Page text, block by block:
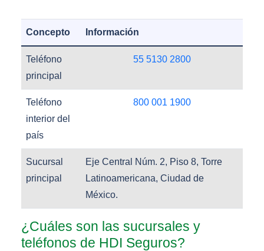
Concepto Información
Teléfono
principal
55 5130 2800
Teléfono
interior del
país
800 001 1900
Sucursal
principal
Eje Central Núm. 2, Piso 8, Torre
Latinoamericana, Ciudad de
México.
¿Cuáles son las sucursales y
teléfonos de HDI Seguros?